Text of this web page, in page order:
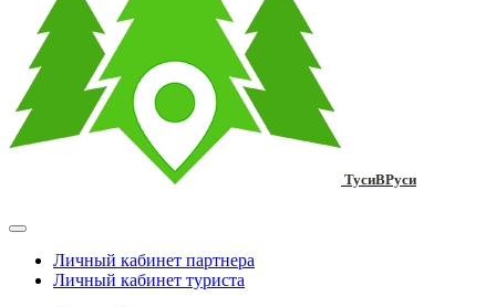
ТусиВРуси
Личный кабинет партнера
Личный кабинет туриста